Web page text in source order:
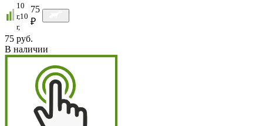
10
г,10
г,
75
₽
75 руб.
В наличии